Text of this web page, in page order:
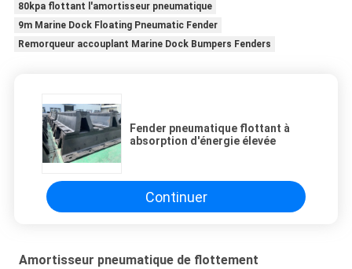
80kpa flottant l'amortisseur pneumatique
9m Marine Dock Floating Pneumatic Fender
Remorqueur accouplant Marine Dock Bumpers Fenders
Fender pneumatique flottant à
absorption d'énergie élevée
Continuer
Amortisseur pneumatique de flottement